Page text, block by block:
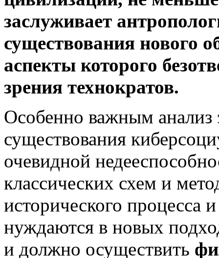
заслуживает
существования нового
аспекты которого
зрения технократов.
Особенно важным анализ
существования
очевидной
классических схем и
исторического процесса
нуждаются в новых
и должно осуществить